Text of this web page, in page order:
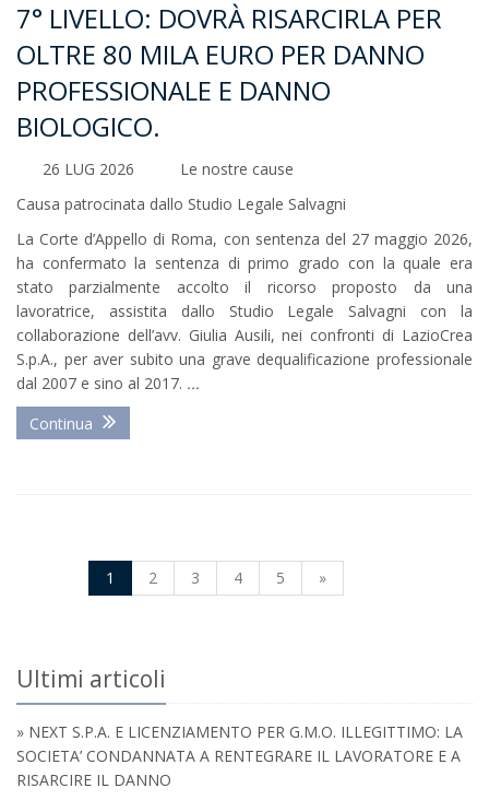
7° LIVELLO: DOVRÀ RISARCIRLA PER
OLTRE 80 MILA EURO PER DANNO
PROFESSIONALE E DANNO
BIOLOGICO.
26 LUG 2026
Le nostre cause
Causa patrocinata dallo Studio Legale Salvagni
La Corte d’Appello di Roma, con sentenza del 27 maggio 2026,
ha confermato la sentenza di primo grado con la quale era
stato parzialmente accolto il ricorso proposto da una
lavoratrice, assistita dallo Studio Legale Salvagni con la
collaborazione dell’avv. Giulia Ausili, nei confronti di LazioCrea
S.p.A., per aver subito una grave dequalificazione professionale
dal 2007 e sino al 2017. ...
Continua
1 2 3 4 5 »
Ultimi articoli
» NEXT S.P.A. E LICENZIAMENTO PER G.M.O. ILLEGITTIMO: LA
SOCIETA’ CONDANNATA A RENTEGRARE IL LAVORATORE E A
RISARCIRE IL DANNO